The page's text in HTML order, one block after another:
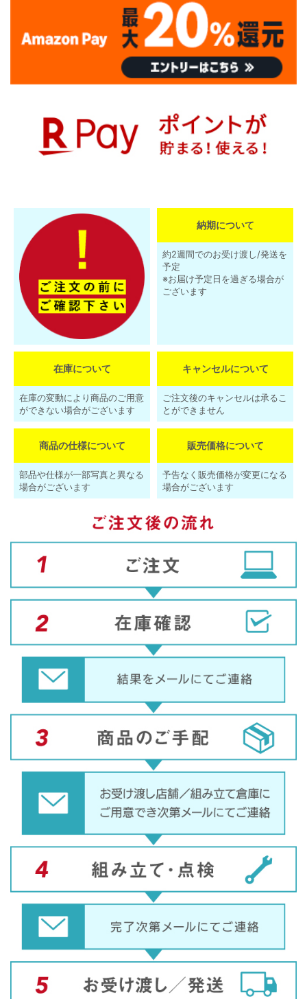
納期について
約2週間でのお受け渡し/発送を
予定
※お届け予定日を過ぎる場合が
ございます
在庫について
在庫の変動により商品のご用意
ができない場合がございます
キャンセルについて
ご注文後のキャンセルは承るこ
とができません
商品の仕様について
部品や仕様が一部写真と異なる
場合がございます
販売価格について
予告なく販売価格が変更になる
場合がございます